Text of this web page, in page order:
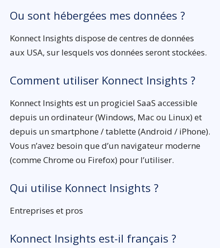
Ou sont hébergées mes données ?
Konnect Insights dispose de centres de données
aux USA, sur lesquels vos données seront stockées.
Comment utiliser Konnect Insights ?
Konnect Insights est un progiciel SaaS accessible
depuis un ordinateur (Windows, Mac ou Linux) et
depuis un smartphone / tablette (Android / iPhone).
Vous n’avez besoin que d’un navigateur moderne
(comme Chrome ou Firefox) pour l’utiliser.
Qui utilise Konnect Insights ?
Entreprises et pros
Konnect Insights est-il français ?